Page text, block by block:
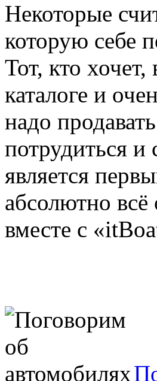
Некоторые
которую себе
Тот, кто
каталоге и
надо
потрудиться и
является
абсолютно всё
вместе с